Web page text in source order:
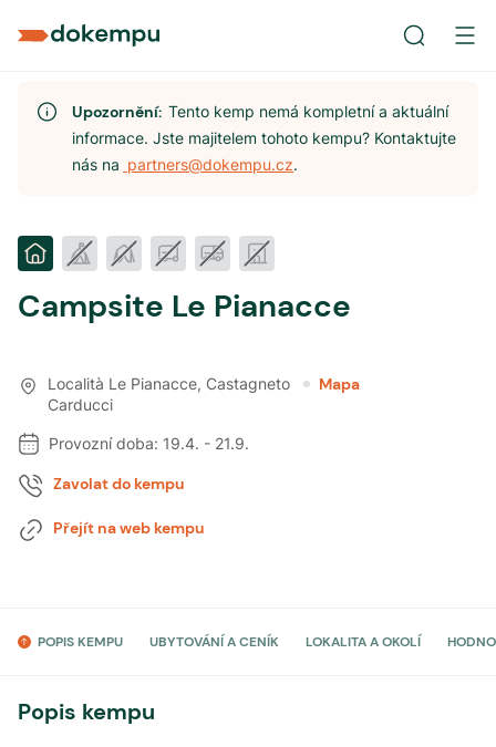
Upozornění:Tento kemp nemá kompletní a aktuální
informace. Jste majitelem tohoto kempu? Kontaktujte
nás na partners@dokempu.cz.
Campsite Le Pianacce
Località Le Pianacce, Castagneto
Carducci
Mapa
Provozní doba: 19.4. - 21.9.
Zavolat do kempu
Přejít na web kempu
POPIS KEMPU UBYTOVÁNÍ A CENÍK LOKALITA A OKOLÍ
Popis kempu